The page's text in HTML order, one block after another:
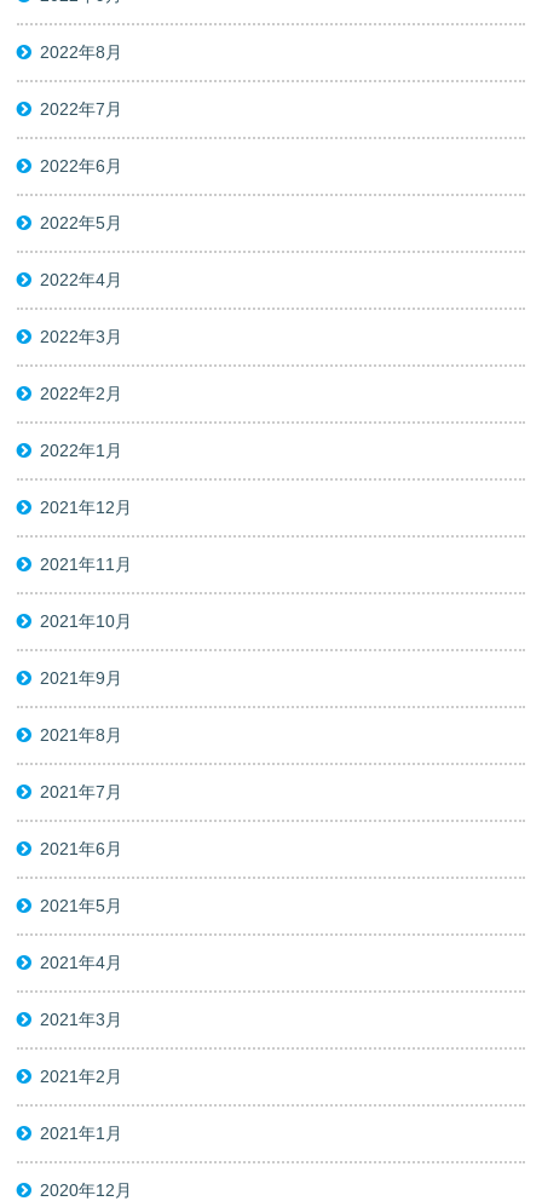
2022年8月
2022年7月
2022年6月
2022年5月
2022年4月
2022年3月
2022年2月
2022年1月
2021年12月
2021年11月
2021年10月
2021年9月
2021年8月
2021年7月
2021年6月
2021年5月
2021年4月
2021年3月
2021年2月
2021年1月
2020年12月